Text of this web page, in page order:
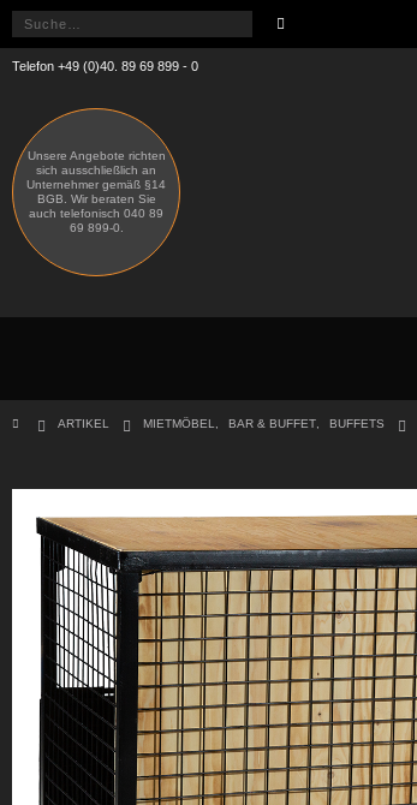
Telefon +49 (0)40. 89 69 899 - 0
Unsere Angebote richten
sich ausschließlich an
Unternehmer gemäß §14
BGB. Wir beraten Sie
auch telefonisch 040 89
69 899-0.
ARTIKEL MIETMÖBEL BAR & BUFFET, BUFFETS